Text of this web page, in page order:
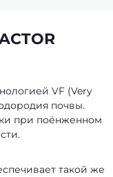
VF (Very
почвы.
при поёнженном
такой же